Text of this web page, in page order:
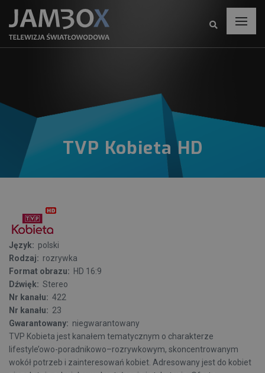
TVP Kobieta HD
Język: polski
Rodzaj: rozrywka
Format obrazu: HD 16:9
Dźwięk: Stereo
Nr kanału: 422
Nr kanału: 23
Gwarantowany: niegwarantowany
TVP Kobieta jest kanałem tematycznym o charakterze
lifestyle’owo-poradnikowo–rozrywkowym, skoncentrowanym
wokół potrzeb i zainteresowań kobiet. Adresowany jest do kobiet